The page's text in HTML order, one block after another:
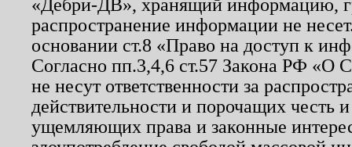
«Дебри-ДВ», хранящий информацию,
распространение информации не
основании ст.8 «Право на доступ к
Согласно пп.3,4,6 ст.57 Закона РФ «О
не несут ответственности за
действительности и порочащих честь
ущемляющих права и законные